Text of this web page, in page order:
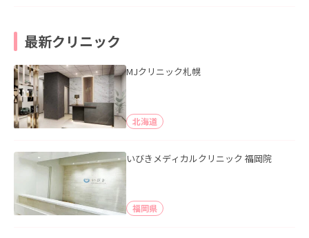
最新クリニック
MJクリニック札幌
北海道
いびきメディカルクリニック 福岡院
福岡県